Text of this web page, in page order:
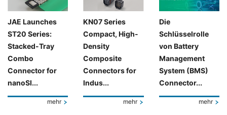
JAE Launches
ST20 Series:
Stacked-Tray
Combo
Connector for
nanoSI...
mehr
KN07 Series
Compact, High-
Density
Composite
Connectors for
Indus...
mehr
Die
Schlüsselrolle
von Battery
Management
System (BMS)
Connector...
mehr